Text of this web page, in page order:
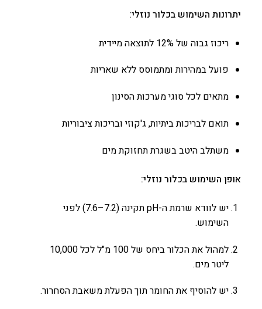
יתרונות השימוש בכלור נוזלי:
ריכוז גבוה של 12% לתוצאה מיידית
פועל במהירות ומתמוסס ללא שאריות
מתאים לכל סוגי מערכות הסינון
תואם לבריכות ביתיות, ג'קוזי ובריכות ציבוריות
משתלב היטב בשגרת תחזוקת מים
אופן השימוש בכלור נוזלי:
יש לוודא שרמת ה-pH תקינה (7.2–7.6) לפני
השימוש.
למהול את הכלור ביחס של 100 מ"ל לכל 10,000
ליטר מים.
יש להוסיף את החומר תוך הפעלת משאבת הסחרור.